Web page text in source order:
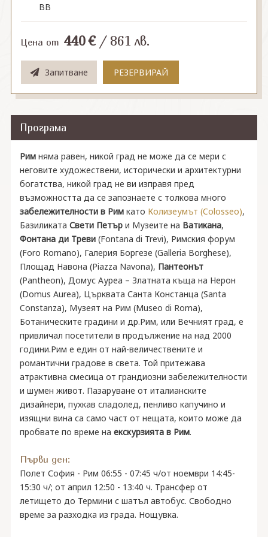
BB
Цена от 440€/ 861 лв.
Запитване РЕЗЕРВИРАЙ
Програма
Римняма равен, никой град не може да се мери с
неговите художествени, исторически и архитектурни
богатства, никой град не ви изправя пред
възможността да се запознаете с толкова много
забележителности в Римкато Колизеумът (Colosseo),
Базиликата Свети Петъри Музеите на Ватикана,
Фонтана ди Треви(Fontana di Trevi), Римския форум
(Foro Romano), Галерия Боргезе (Galleria Borghese),
Площад Навона (Piazza Navona), Пантеонът
(Pantheon), Домус Ауреа – Златната къща на Нерон
(Domus Aurea), Църквата Санта Констанца (Santa
Constanza), Музеят на Рим (Museo di Roma),
Ботаническите градини и др.Рим, или Вечният град, е
привличал посетители в продължение на над 2000
години.Рим е един от най-величествените и
романтични градове в света. Той притежава
атрактивна смесица от грандиозни забележителности
и шумен живот. Пазаруване от италианските
дизайнери, пухкав сладолед, пенливо капучино и
изящни вина са само част от нещата, които може да
пробвате по време на екскурзията в Рим.
Първи ден:
Полет София - Рим 06:55 - 07:45 ч/от ноември 14:45-
15:30 ч/; от април 12:50 - 13:40 ч. Трансфер от
летището до Термини с шатъл автобус. Свободно
време за разходка из града. Нощувка.